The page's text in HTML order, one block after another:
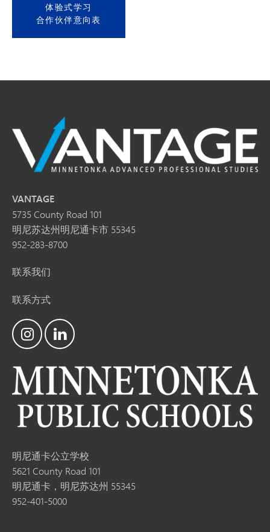
体验式学习
合作伙伴意向表
VANTAGE
5735 County Road 101
明尼苏达州明尼通卡市 55345
952-283-8700
联系我们
联系方式
明尼通卡公立学校
5621 County Road 101
明尼通卡，明尼苏达州 55345
952-401-5000